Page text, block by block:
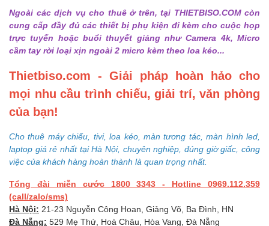
Ngoài các dịch vụ cho thuê ở trên, tại THIETBISO.COM còn
cung cấp đầy đủ các thiết bị phụ kiện đi kèm cho cuộc họp
trực tuyến hoặc buổi thuyết giảng như Camera 4k, Micro
cầm tay rời loại xịn ngoài 2 micro kèm theo loa kéo...
Thietbiso.com - Giải pháp hoàn hảo cho
mọi nhu cầu trình chiếu, giải trí, văn phòng
của bạn!
Cho thuê máy chiếu, tivi, loa kéo, màn tương tác, màn hình led,
laptop giá rẻ nhất tại Hà Nội, chuyên nghiệp, đúng giờ giấc, công
việc của khách hàng hoàn thành là quan trọng nhất.
Tổng đài miễn cước 1800 3343 - Hotline 0969.112.359
(call/zalo/sms)
Hà Nội: 21-23 Nguyễn Công Hoan, Giảng Võ, Ba Đình, HN
Đà Nẵng: 529 Mẹ Thứ, Hoà Châu, Hòa Vang, Đà Nẵng